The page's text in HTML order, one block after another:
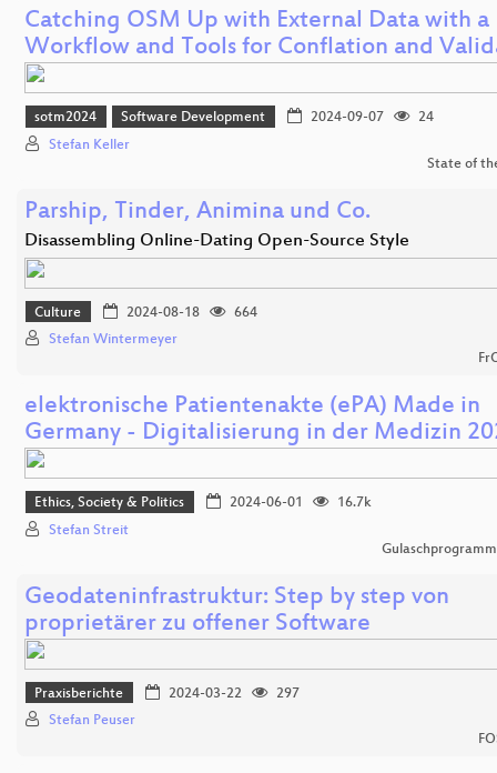
Catching OSM Up with External Data with a
Workflow and Tools for Conflation and
sotm2024 Software Development 2024-09-07
24
Stefan Keller
State of
Parship, Tinder, Animina und Co.
Disassembling Online-Dating Open-Source Style
Culture 2024-08-18
664
Stefan Wintermeyer
elektronische Patientenakte (ePA) Made in
Germany - Digitalisierung in der Medizin
Ethics, Society & Politics 2024-06-01
16.7k
Stefan Streit
Geodateninfrastruktur: Step by step von
proprietärer zu offener Software
Praxisberichte 2024-03-22
297
Stefan Peuser